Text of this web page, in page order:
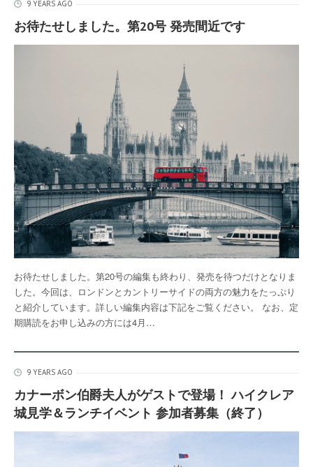
9 YEARS AGO
お待たせしました。第20号 発売間近です
お待たせしました。第20号の編集も終わり、発売を待つだけとなりま
した。今回は、ロンドンとカントリーサイドの両方の魅力をたっぷり
と紹介しています。詳しい編集内容は下記をご覧ください。 なお、定
期購読をお申し込みの方には4月…
9 YEARS AGO
カナーボン伯爵夫人がゲストで登場！ ハイクレア
城見学＆ランチイベント 参加者募集（終了）